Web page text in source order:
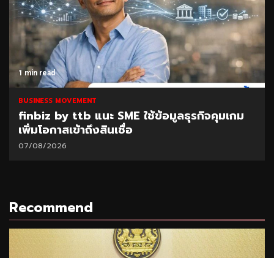
1 min read
BUSINESS MOVEMENT
finbiz by ttb แนะ SME ใช้ข้อมูลธุรกิจคุมเกม
เพิ่มโอกาสเข้าถึงสินเชื่อ
07/08/2026
Recommend